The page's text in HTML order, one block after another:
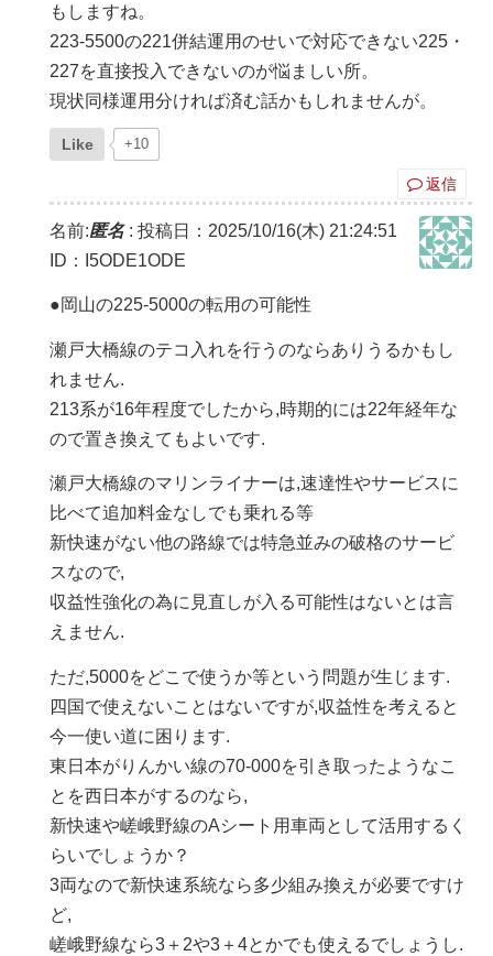
もしますね。
223-5500の221併結運用のせいで対応できない225・
227を直接投入できないのが悩ましい所。
現状同様運用分ければ済む話かもしれませんが。
Like +10
返信
名前:匿名: 投稿日：2025/10/16(木) 21:24:51
ID：I5ODE1ODE
●岡山の225-5000の転用の可能性
瀬戸大橋線のテコ入れを行うのならありうるかもし
れません.
213系が16年程度でしたから,時期的には22年経年な
ので置き換えてもよいです.
瀬戸大橋線のマリンライナーは,速達性やサービスに
比べて追加料金なしでも乗れる等
新快速がない他の路線では特急並みの破格のサービ
スなので,
収益性強化の為に見直しが入る可能性はないとは言
えません.
ただ,5000をどこで使うか等という問題が生じます.
四国で使えないことはないですが,収益性を考えると
今一使い道に困ります.
東日本がりんかい線の70-000を引き取ったようなこ
とを西日本がするのなら,
新快速や嵯峨野線のAシート用車両として活用するく
らいでしょうか？
3両なので新快速系統なら多少組み換えが必要ですけ
ど,
嵯峨野線なら3＋2や3＋4とかでも使えるでしょうし.